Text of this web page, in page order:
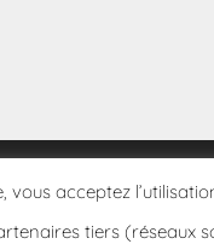
par Le Frangotier
acceptez
tiers (réseaux